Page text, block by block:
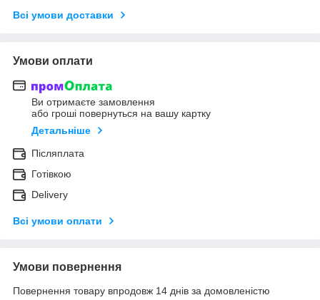
Всі умови доставки
Умови оплати
Ви отримаєте замовлення
або гроші повернуться на вашу картку
Детальніше
Післяплата
Готівкою
Delivery
Всі умови оплати
Умови повернення
Повернення товару впродовж 14 днів за домовленістю